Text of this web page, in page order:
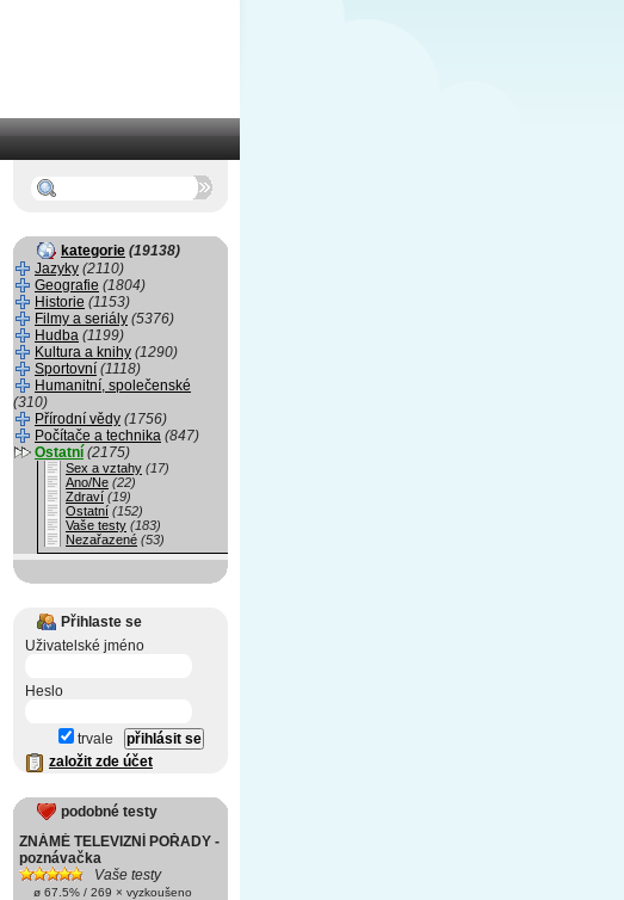
kategorie (19138)
Jazyky (2110)
Geografie (1804)
Historie (1153)
Filmy a seriály (5376)
Hudba (1199)
Kultura a knihy (1290)
Sportovní (1118)
Humanitní, společenské
(310)
Přírodní vědy (1756)
Počítače a technika (847)
Ostatní (2175)
Sex a vztahy (17)
Ano/Ne (22)
Zdraví (19)
Ostatní (152)
Vaše testy (183)
Nezařazené (53)
Přihlaste se
Uživatelské jméno
Heslo
trvale
založit zde účet
podobné testy
ZNÁMÉ TELEVIZNÍ POŘADY -
poznávačka
Vaše testy
ø 67.5% / 269 × vyzkoušeno